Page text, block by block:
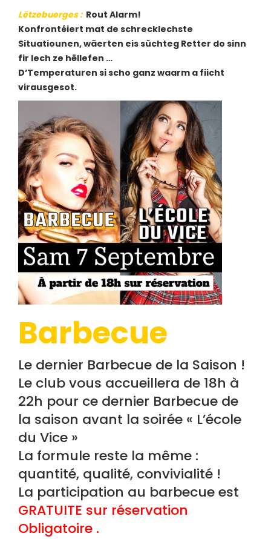
Lëtzebuerges: Rout Alarm!
Konfrontéiert mat de schrecklechste
Situatiounen, wäerten eis süchteg Retter do sinn
fir Iech ze hëllefen …
D’Temperaturen si scho ganz waarm a fiicht
virausgesot.
Barbecue
Le dernier Barbecue de la Saison !
Le club vous accueillera de 18h à
22h pour ce dernier Barbecue de
la saison avant la soirée « L’école
du Vice »
La formule reste la même :
quantité, qualité, convivialité !
La participation au barbecue est
GRATUITE sur réservation
Obligatoire .